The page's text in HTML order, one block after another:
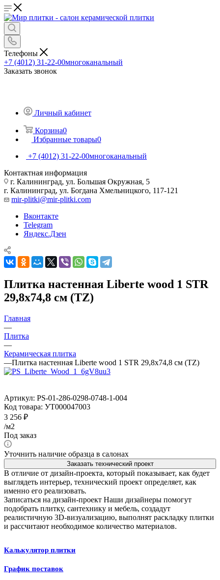
Телефоны
+7 (4012) 31-22-00многоканальный
Заказать звонок
Личный кабинет
Корзина0
Избранные товары0
+7 (4012) 31-22-00многоканальный
Контактная информация
г. Калининград, ул. Большая Окружная, 5
г. Калининград, ул. Богдана Хмельницкого, 117-121
mir-plitki@mir-plitki.com
Вконтакте
Telegram
Яндекс.Дзен
Плитка настенная Liberte wood 1 STR
29,8x74,8 см (TZ)
Главная
—
Плитка
—
Керамическая плитка
—Плитка настенная Liberte wood 1 STR 29,8x74,8 см (TZ)
Артикул: PS-01-286-0298-0748-1-004
Код товара: УТ000047003
3 256 ₽
/м2
Под заказ
Уточнить наличие образца в салонах
Заказать технический проект
В отличие от дизайн-проекта, который показывает, как будет
выглядеть интерьер, технический проект определяет, как
именно его реализовать.
Записаться на дизайн-проект Наши дизайнеры помогут
подобрать плитку, сантехнику и мебель, создадут
реалистичную 3D-визуализацию, выполнят раскладку плитки
и рассчитают необходимое количество материалов.
Калькулятор плитки
График поставок